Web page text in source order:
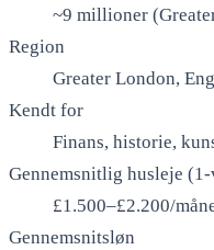
~9 millioner
Region
Greater London,
Kendt for
Finans, historie,
Gennemsnitlig husleje
£1.500–£2.200/
Gennemsnitsløn